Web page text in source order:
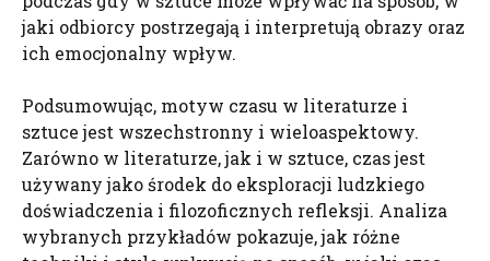
jaki odbiorcy postrzegają i interpretują obrazy oraz
ich emocjonalny wpływ.
Podsumowując, motyw czasu w literaturze i
sztuce jest wszechstronny i wieloaspektowy.
Zarówno w literaturze, jak i w sztuce, czas jest
używany jako środek do eksploracji ludzkiego
doświadczenia i filozoficznych refleksji. Analiza
wybranych przykładów pokazuje, jak różne